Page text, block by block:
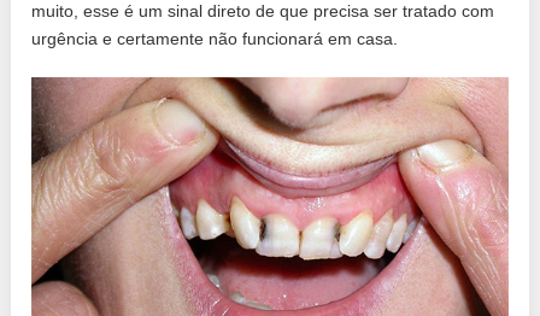
muito, esse é um sinal direto de que precisa ser tratado com
urgência e certamente não funcionará em casa.